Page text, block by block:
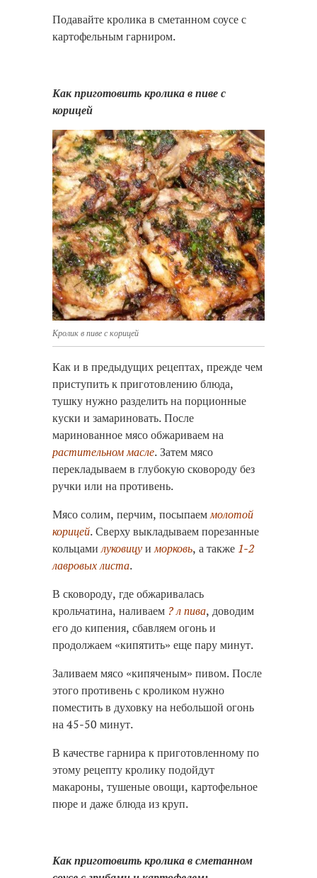
Подавайте кролика в сметанном соусе с
картофельным гарниром.
Как приготовить кролика в пиве с
корицей
Кролик в пиве с корицей
Как и в предыдущих рецептах, прежде чем
приступить к приготовлению блюда,
тушку нужно разделить на порционные
куски и замариновать. После
маринованное мясо обжариваем на
растительном масле. Затем мясо
перекладываем в глубокую сковороду без
ручки или на противень.
Мясо солим, перчим, посыпаеммолотой
корицей. Сверху выкладываем порезанные
кольцамилуковицуиморковь, а также 1-2
лавровых листа.
В сковороду, где обжаривалась
крольчатина, наливаем ? л пива, доводим
его до кипения, сбавляем огонь и
продолжаем «кипятить» еще пару минут.
Заливаем мясо «кипяченым» пивом. После
этого противень с кроликом нужно
поместить в духовку на небольшой огонь
на 45-50 минут.
В качестве гарнира к приготовленному по
этому рецепту кролику подойдут
макароны, тушеные овощи, картофельное
пюре и даже блюда из круп.
Как приготовить кролика в сметанном